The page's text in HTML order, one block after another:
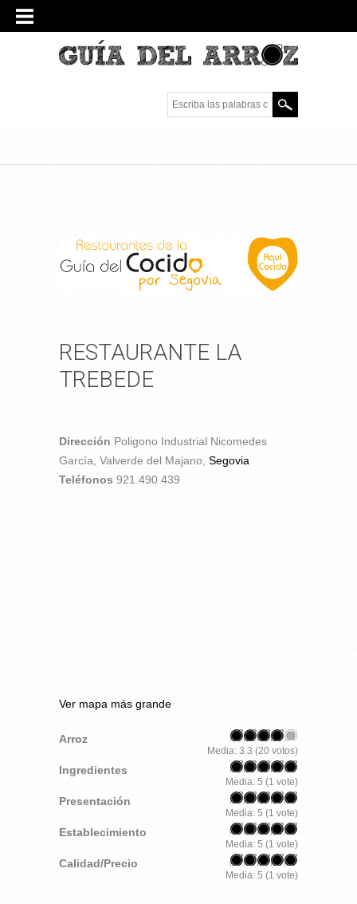
Escriba las palabras
clave.
RESTAURANTE LA
TREBEDE
Dirección Poligono Industrial Nicomedes
García, Valverde del Majano, Segovia
Teléfonos 921 490 439
Ver mapa más grande
Arroz
Media: 3.3 (20 votos)
Ingredientes
Media: 5 (1 vote)
Presentación
Media: 5 (1 vote)
Establecimiento
Media: 5 (1 vote)
Calidad/Precio
Media: 5 (1 vote)